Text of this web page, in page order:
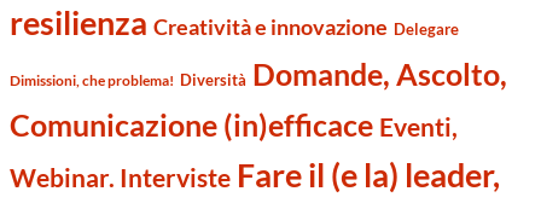
resilienza Creatività e innovazione Delegare
Dimissioni, che problema! Diversità Domande, Ascolto,
Comunicazione (in)efficace Eventi,
Webinar. Interviste Fare il (e la) leader,